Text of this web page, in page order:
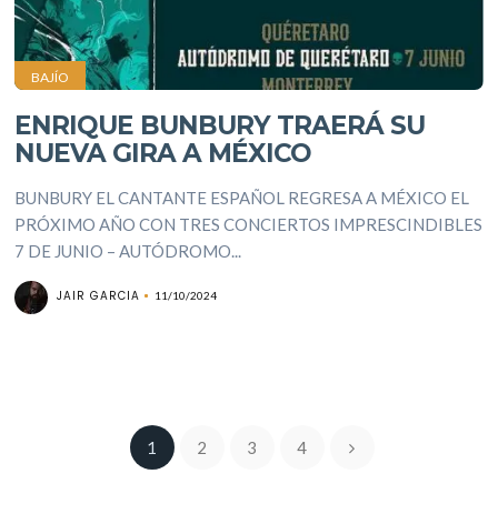
BAJÍO
ENRIQUE BUNBURY TRAERÁ SU
NUEVA GIRA A MÉXICO
BUNBURY EL CANTANTE ESPAÑOL REGRESA A MÉXICO EL
PRÓXIMO AÑO CON TRES CONCIERTOS IMPRESCINDIBLES
7 DE JUNIO – AUTÓDROMO...
JAIR GARCIA 11/10/2024
1 2 3 4